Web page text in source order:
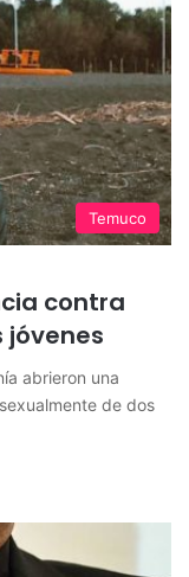
Temuco
contra
jóvenes
abrieron una
de dos